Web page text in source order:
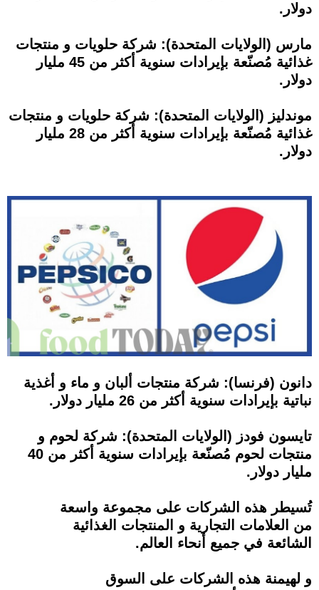
دولار.
مارس (الولايات المتحدة): شركة حلويات و منتجات
غذائية مُصنّعة بإيرادات سنوية أكثر من 45 مليار
دولار.
موندليز (الولايات المتحدة): شركة حلويات و منتجات
غذائية مُصنّعة بإيرادات سنوية أكثر من 28 مليار
دولار.
دانون (فرنسا): شركة منتجات ألبان و ماء و أغذية
نباتية بإيرادات سنوية أكثر من 26 مليار دولار.
تايسون فودز (الولايات المتحدة): شركة لحوم و
منتجات لحوم مُصنّعة بإيرادات سنوية أكثر من 40
مليار دولار.
تُسيطر هذه الشركات على مجموعة واسعة
من العلامات التجارية و المنتجات الغذائية
الشائعة في جميع أنحاء العالم.
و لهيمنة هذه الشركات على السوق